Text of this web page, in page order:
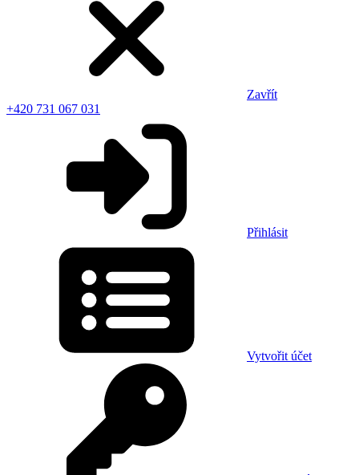
Zavřít
+420 731 067 031
Přihlásit
Vytvořit účet